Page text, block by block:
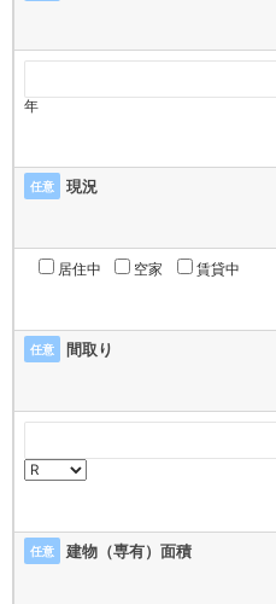
年
任意 現況
居住中 空家 賃貸中
任意 間取り
任意 建物（専有）面積